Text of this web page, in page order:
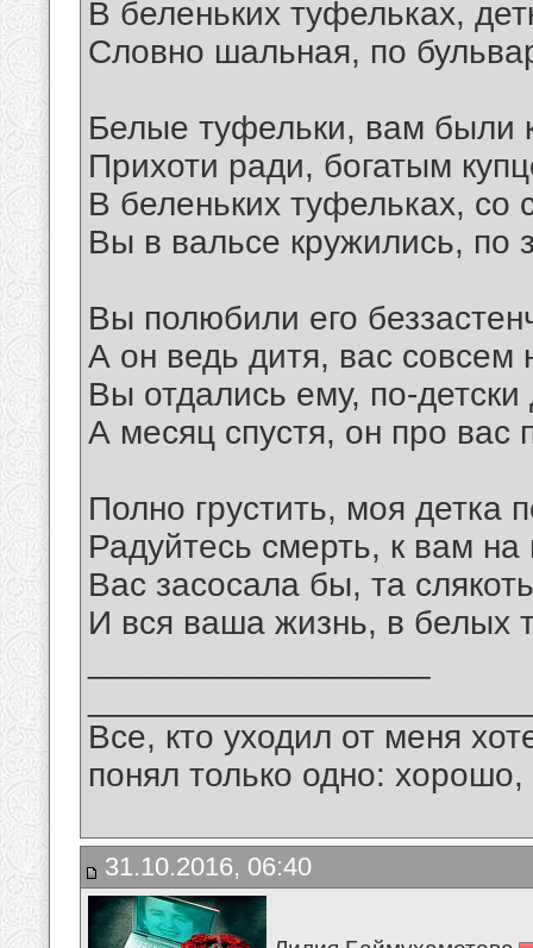
В беленьких туфельках,
Словно шальная, по
Белые туфельки, вам были
Прихоти ради, богатым
В беленьких туфельках,
Вы в вальсе кружились, по
Вы полюбили его
А он ведь дитя, вас совсем
Вы отдались ему, по-
А месяц спустя, он про вас
Полно грустить, моя детка
Радуйтесь смерть, к вам
Вас засосала бы, та
И вся ваша жизнь, в белых
Все, кто уходил от меня
понял только одно:
31.10.2016, 06:40